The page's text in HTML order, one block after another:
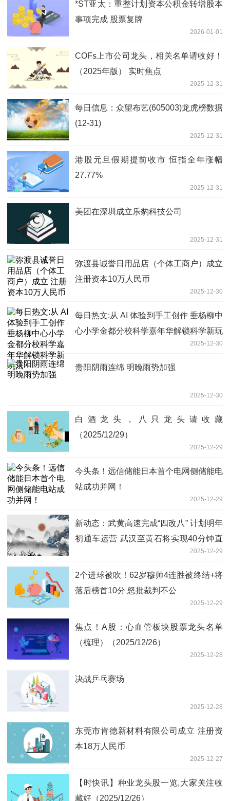
*ST亚太：重整计划资本公积金转增股本
事项完成 股票复牌
2026-01-01
COFs上市公司龙头，相关名单请收好！
（2025年版） 实时焦点
2025-12-31
每日信息：众望布艺(605003)龙虎榜数据
(12-31)
2025-12-31
港股元旦假期提前收市 恒指全年涨幅
27.77%
2025-12-31
美团在深圳成立乐豹科技公司
2025-12-31
弥渡县诚誉日用品店（个体工商户）成立
注册资本10万人民币
2025-12-30
每日热文:从 AI 体验到手工创作 垂杨柳中
心小学金都分校科学嘉年华解锁科学新玩
2025-12-30
贵阳阴雨连绵 明晚雨势加强
2025-12-30
白酒龙头，八只龙头请收藏
（2025/12/29）
2025-12-29
今头条！远信储能日本首个电网侧储能电
站成功并网！
2025-12-29
新动态：武黄高速完成“四改八” 计划明年
初通车运营 武汉至黄石将实现40分钟直
2025-12-29
2个进球被吹！62岁穆帅4连胜被终结+将
落后榜首10分 怒批裁判不公
2025-12-29
焦点！A股：心血管板块股票龙头名单
（梳理）（2025/12/26）
2025-12-28
决战乒乓赛场
2025-12-28
东莞市肯德新材料有限公司成立 注册资
本18万人民币
2025-12-27
【时快讯】种业龙头股一览,大家关注收
藏好（2025/12/26）